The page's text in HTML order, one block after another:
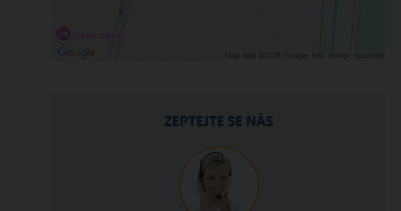
ZEPTEJTE SE NÁS